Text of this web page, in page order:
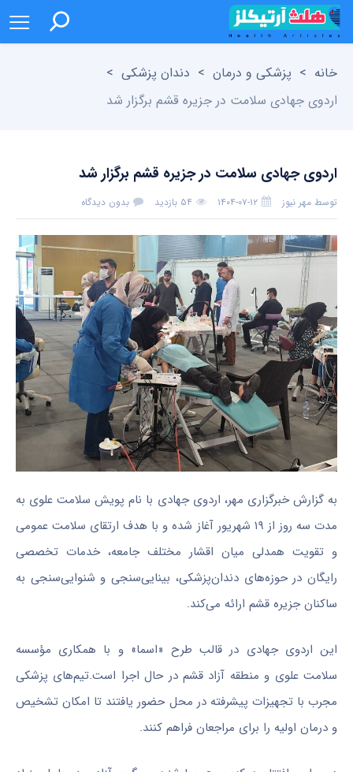
خانه > پزشکی و درمان > دندان پزشکی >
اردوی جهادی سلامت در جزیره قشم برگزار شد
اردوی جهادی سلامت در جزیره قشم برگزار شد
توسط مهر نیوز ۱۴۰۴-۰۷-۱۲ ۵۴ بازدید بدون دیدگاه
به گزارش خبرگزاری مهر، اردوی جهادی با نام پویش سلامت علوی به
مدت سه روز از ۱۹ شهریور آغاز شده و با هدف ارتقای سلامت عمومی
و تقویت همدلی میان اقشار مختلف جامعه، خدمات تخصصی
رایگان در حوزه‌های دندان‌پزشکی، بینایی‌سنجی و شنوایی‌سنجی به
ساکنان جزیره قشم ارائه می‌کند.
این اردوی جهادی در قالب طرح «اسما» و با همکاری مؤسسه
سلامت علوی و منطقه آزاد قشم در حال اجرا است.تیم‌های پزشکی
مجرب با تجهیزات پیشرفته در محل حضور یافتند تا امکان تشخیص
و درمان اولیه را برای مراجعان فراهم کنند.